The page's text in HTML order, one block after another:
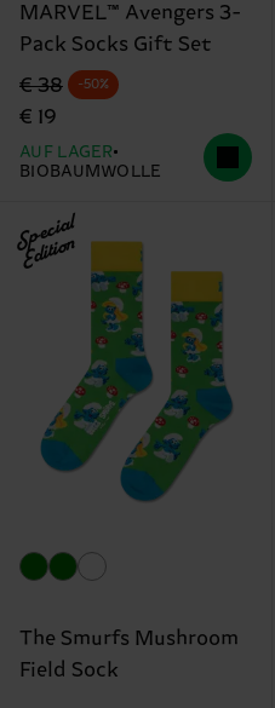
MARVEL™ Avengers 3-
Pack Socks Gift Set
Originalpreis
€ 38
Reduzierter Preis
€ 19
-50%
AUF LAGER
BIOBAUMWOLLE
Special
Edition
The Smurfs Mushroom
Field Sock